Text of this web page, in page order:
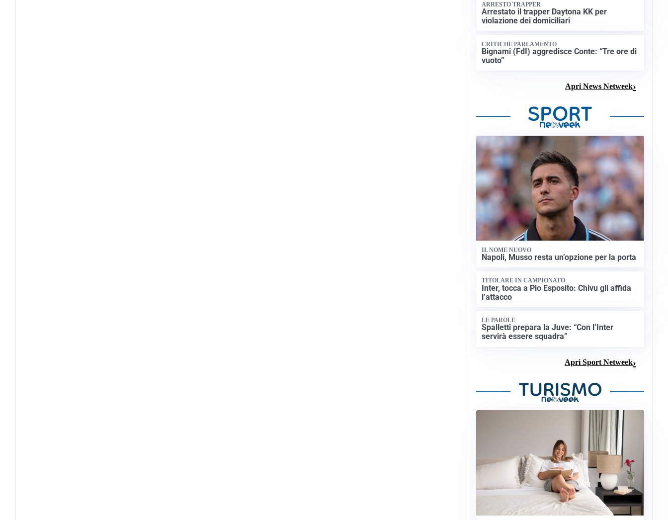
ARRESTO TRAPPER
Arrestato il trapper Daytona KK per
violazione dei domiciliari
CRITICHE PARLAMENTO
Bignami (FdI) aggredisce Conte: “Tre ore di
vuoto”
Apri News Netweek
IL NOME NUOVO
Napoli, Musso resta un’opzione per la porta
TITOLARE IN CAMPIONATO
Inter, tocca a Pio Esposito: Chivu gli affida
l’attacco
LE PAROLE
Spalletti prepara la Juve: “Con l’Inter
servirà essere squadra”
Apri Sport Netweek